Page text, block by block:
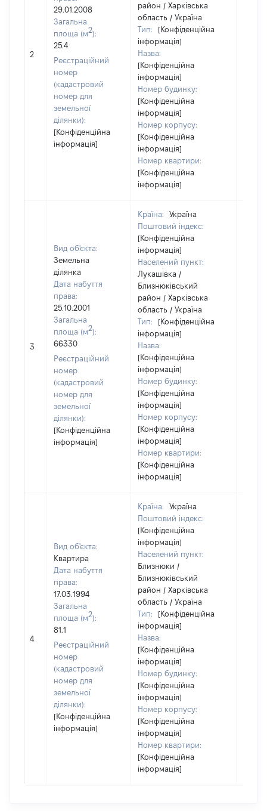
2
29.01.2008
Загальна
площа (м2):
25.4
Реєстраційний
номер
(кадастровий
номер для
земельної
ділянки):
[Конфіденційна
інформація]
район / Харківська
область / Україна
Тип:
[Конфіденційна
інформація]
Назва:
[Конфіденційна
інформація]
Номер будинку:
[Конфіденційна
інформація]
Номер корпусу:
[Конфіденційна
інформація]
Номер квартири:
[Конфіденційна
інформація]
3
Вид об'єкта:
Земельна
ділянка
Дата набуття
права:
25.10.2001
Загальна
площа (м2):
66330
Реєстраційний
номер
(кадастровий
номер для
земельної
ділянки):
[Конфіденційна
інформація]
Країна:
Україна
Поштовий індекс:
[Конфіденційна
інформація]
Населений пункт:
Лукашівка /
Близнюківський
район / Харківська
область / Україна
Тип:
[Конфіденційна
інформація]
Назва:
[Конфіденційна
інформація]
Номер будинку:
[Конфіденційна
інформація]
Номер корпусу:
[Конфіденційна
інформація]
Номер квартири:
[Конфіденційна
інформація]
4
Вид об'єкта:
Квартира
Дата набуття
права:
17.03.1994
Загальна
площа (м2):
81.1
Реєстраційний
номер
(кадастровий
номер для
земельної
ділянки):
[Конфіденційна
інформація]
Країна:
Україна
Поштовий індекс:
[Конфіденційна
інформація]
Населений пункт:
Близнюки /
Близнюківський
район / Харківська
область / Україна
Тип:
[Конфіденційна
інформація]
Назва:
[Конфіденційна
інформація]
Номер будинку:
[Конфіденційна
інформація]
Номер корпусу:
[Конфіденційна
інформація]
Номер квартири:
[Конфіденційна
інформація]